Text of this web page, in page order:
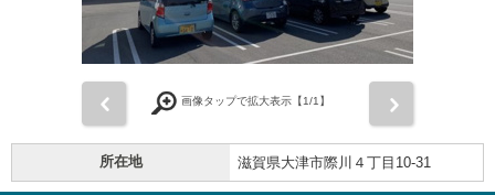
画像タップで拡大表示【1/1】
所在地 滋賀県大津市際川４丁目10-31